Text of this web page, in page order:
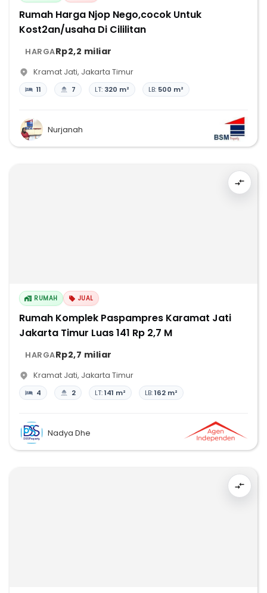
Rumah Harga Njop Nego,cocok Untuk
Kost2an/usaha Di Cililitan
HARGARp2,2 miliar
Kramat Jati, Jakarta Timur
11 7 LT: 320 m² LB: 500 m²
Nurjanah
RUMAH JUAL
Rumah Komplek Paspampres Karamat Jati
Jakarta Timur Luas 141 Rp 2,7 M
HARGARp2,7 miliar
Kramat Jati, Jakarta Timur
4 2 LT:141 m² LB:162 m²
Nadya Dhe